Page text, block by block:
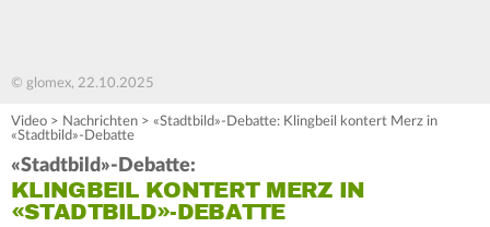
© glomex, 22.10.2025
Video > Nachrichten > «Stadtbild»-Debatte: Klingbeil kontert Merz in
«Stadtbild»-Debatte
«Stadtbild»-Debatte:
KLINGBEIL KONTERT MERZ IN
«STADTBILD»-DEBATTE